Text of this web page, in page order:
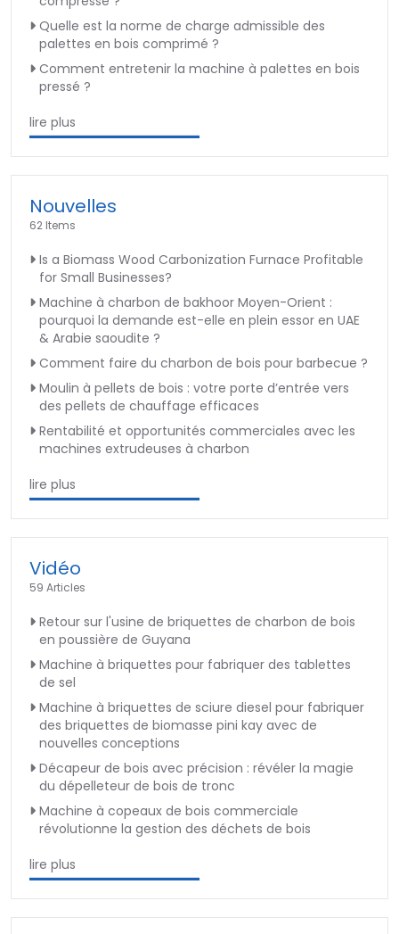
Quelle est la norme de charge admissible des
palettes en bois comprimé ?
Comment entretenir la machine à palettes en bois
pressé ?
lire plus
Nouvelles
62 Items
Is a Biomass Wood Carbonization Furnace Profitable
for Small Businesses?
Machine à charbon de bakhoor Moyen-Orient :
pourquoi la demande est-elle en plein essor en UAE
& Arabie saoudite ?
Comment faire du charbon de bois pour barbecue ?
Moulin à pellets de bois : votre porte d’entrée vers
des pellets de chauffage efficaces
Rentabilité et opportunités commerciales avec les
machines extrudeuses à charbon
lire plus
Vidéo
59 Articles
Retour sur l'usine de briquettes de charbon de bois
en poussière de Guyana
Machine à briquettes pour fabriquer des tablettes
de sel
Machine à briquettes de sciure diesel pour fabriquer
des briquettes de biomasse pini kay avec de
nouvelles conceptions
Décapeur de bois avec précision : révéler la magie
du dépelleteur de bois de tronc
Machine à copeaux de bois commerciale
révolutionne la gestion des déchets de bois
lire plus